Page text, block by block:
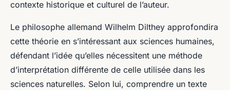
contexte historique et culturel de l’auteur.
Le philosophe allemand Wilhelm Dilthey approfondira
cette théorie en s’intéressant aux sciences humaines,
défendant l’idée qu’elles nécessitent une méthode
d’interprétation différente de celle utilisée dans les
sciences naturelles. Selon lui, comprendre un texte